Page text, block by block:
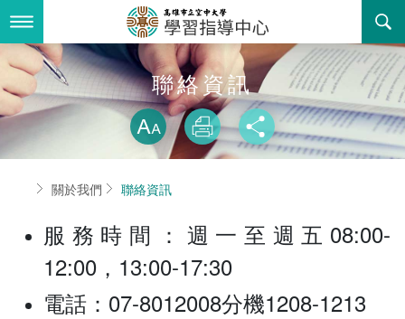
到
要
內最新消息
關於我們
組織職掌
聯絡資訊
願景使命核心價值
服務專區
推廣教育課程
校外班
書表下載
回空大首頁
聯絡資訊
略過字型切
放大
列印 分享
首頁關於我們 聯絡資訊
服務時間：週一至週五08:00-
12:00，13:00-17:30
電話：07-8012008分機1208-1213